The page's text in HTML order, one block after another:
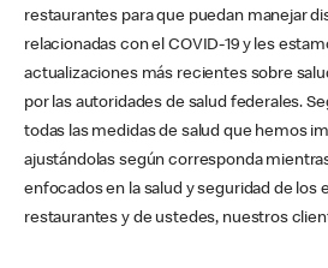
restaurantes para que puedan manejar
relacionadas con el COVID-19 y les
actualizaciones más recientes sobre
por las autoridades de salud federales.
todas las medidas de salud que hemos
ajustándolas según corresponda
enfocados en la salud y seguridad de los
restaurantes y de ustedes, nuestros